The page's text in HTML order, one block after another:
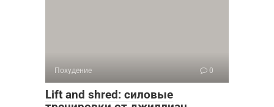
Похудение 0
Lift and shred: силовые